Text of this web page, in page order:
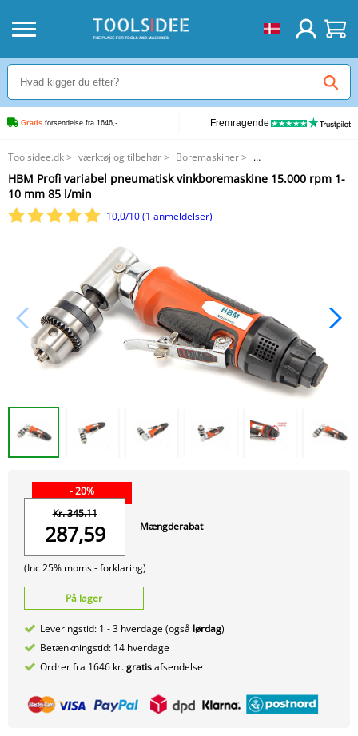
Gratis forsendelse fra 1646,- Fremragende
Toolsidee.dk> værktøj og tilbehør> Boremaskiner>
HBM Profi variabel pneumatisk vinkboremaskine 15.000 rpm 1-10 mm 85
l/min
HBM Profi variabel pneumatisk vinkboremaskine 15.000 rpm 1-
10 mm 85 l/min
10,0/10 (1 anmeldelser)
- 20%
Kr. 345.11
287,59
(Inc 25% moms -forklaring)
Mængderabat
På lager
Leveringstid: 1 - 3 hverdage (også lørdag)
Betænkningstid: 14 hverdage
Ordrer fra 1646 kr.gratisafsendelse